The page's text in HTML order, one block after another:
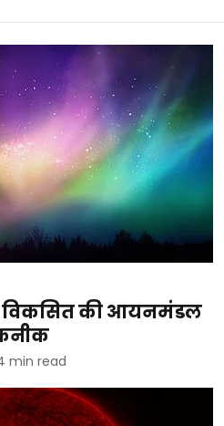
विकसित की आयनमंडल
min read